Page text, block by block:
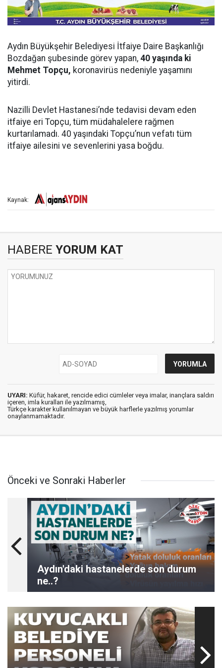
Aydın Büyükşehir Belediyesi İtfaiye Daire Başkanlığı
Bozdağan şubesinde görev yapan, 40 yaşında ki
Mehmet Topçu, koronavirüs nedeniyle yaşamını
yitirdi.
Nazilli Devlet Hastanesi’nde tedavisi devam eden
itfaiye eri Topçu, tüm müdahalelere rağmen
kurtarılamadı. 40 yaşındaki Topçu’nun vefatı tüm
itfaiye ailesini ve sevenlerini yasa boğdu.
Kaynak:
HABERE YORUM KAT
UYARI: Küfür, hakaret, rencide edici cümleler veya imalar, inançlara saldırı
içeren, imla kuralları ile yazılmamış,
Türkçe karakter kullanılmayan ve büyük harflerle yazılmış yorumlar
onaylanmamaktadır.
Önceki ve Sonraki Haberler
Aydın'daki hastanelerde son durum
ne..?